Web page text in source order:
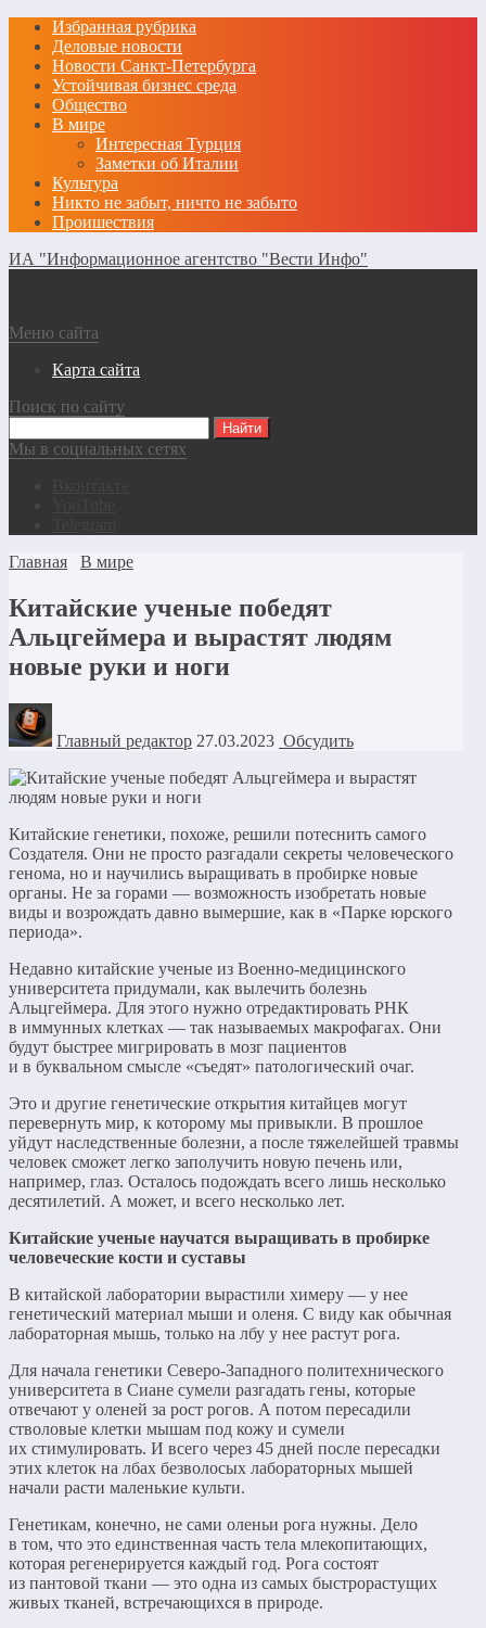
Избранная рубрика
Деловые новости
Новости Санкт-Петербурга
Устойчивая бизнес среда
Общество
В мире
Интересная Турция
Заметки об Италии
Культура
Никто не забыт, ничто не забыто
Проишествия
ИА "Информационное агентство "Вести Инфо"
Меню сайта
Карта сайта
Поиск по сайту
Мы в социальных сетях
Главная
В мире
Китайские ученые победят
Альцгеймера и вырастят людям
новые руки и ноги
Главный редактор 27.03.2023 Обсудить
Китайские генетики, похоже, решили потеснить самого
Создателя. Они не просто разгадали секреты человеческого
генома, но и научились выращивать в пробирке новые
органы. Не за горами — возможность изобретать новые
виды и возрождать давно вымершие, как в «Парке юрского
периода».
Недавно китайские ученые из Военно-медицинского
университета придумали, как вылечить болезнь
Альцгеймера. Для этого нужно отредактировать РНК
в иммунных клетках — так называемых макрофагах. Они
будут быстрее мигрировать в мозг пациентов
и в буквальном смысле «съедят» патологический очаг.
Это и другие генетические открытия китайцев могут
перевернуть мир, к которому мы привыкли. В прошлое
уйдут наследственные болезни, а после тяжелейшей травмы
человек сможет легко заполучить новую печень или,
например, глаз. Осталось подождать всего лишь несколько
десятилетий. А может, и всего несколько лет.
Китайские ученые научатся выращивать в пробирке
человеческие кости и суставы
В китайской лаборатории вырастили химеру — у нее
генетический материал мыши и оленя. С виду как обычная
лабораторная мышь, только на лбу у нее растут рога.
Для начала генетики Северо-Западного политехнического
университета в Сиане сумели разгадать гены, которые
отвечают у оленей за рост рогов. А потом пересадили
стволовые клетки мышам под кожу и сумели
их стимулировать. И всего через 45 дней после пересадки
этих клеток на лбах безволосых лабораторных мышей
начали расти маленькие культи.
Генетикам, конечно, не сами оленьи рога нужны. Дело
в том, что это единственная часть тела млекопитающих,
которая регенерируется каждый год. Рога состоят
из пантовой ткани — это одна из самых быстрорастущих
живых тканей, встречающихся в природе.